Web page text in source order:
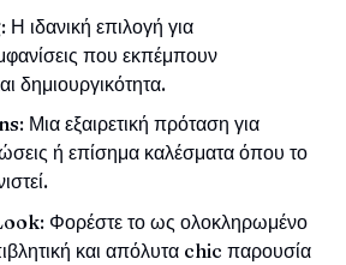
: Η ιδανική επιλογή για
που εκπέμπουν
δημιουργικότητα.
: Μια εξαιρετική πρόταση για
ή επίσημα καλέσματα όπου το
: Φορέστε το ως ολοκληρωμένο
και απόλυτα chic παρουσία